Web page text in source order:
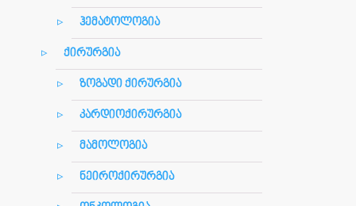
ჰემატოლოგია
ქირურგია
ზოგადი ქირურგია
კარდიოქირურგია
მამოლოგია
ნეიროქირურგია